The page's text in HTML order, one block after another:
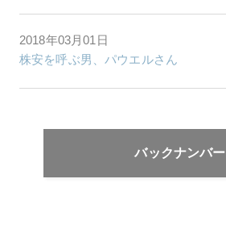
2018年03月01日
株安を呼ぶ男、パウエルさん
バックナンバー